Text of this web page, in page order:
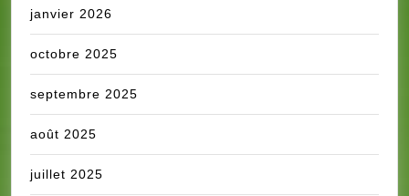
janvier 2026
octobre 2025
septembre 2025
août 2025
juillet 2025